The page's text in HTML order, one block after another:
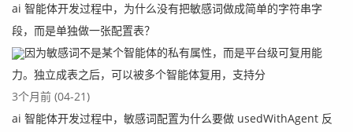
ai 智能体开发过程中，为什么没有把敏感词做成简单的字符串字
段，而是单独做一张配置表？
因为敏感词不是某个智能体的私有属性，而是平台级可复用能
力。独立成表之后，可以被多个智能体复用，支持分
3个月前 (04-21)
ai 智能体开发过程中，敏感词配置为什么要做 usedWithAgent 反